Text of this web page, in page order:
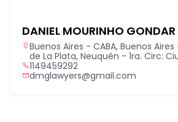
DANIEL MOURINHO GONDAR
Buenos Aires - CABA, Buenos
de La Plata, Neuquén - 1ra. Circ:
1149459292
dmglawyers@gmail.com